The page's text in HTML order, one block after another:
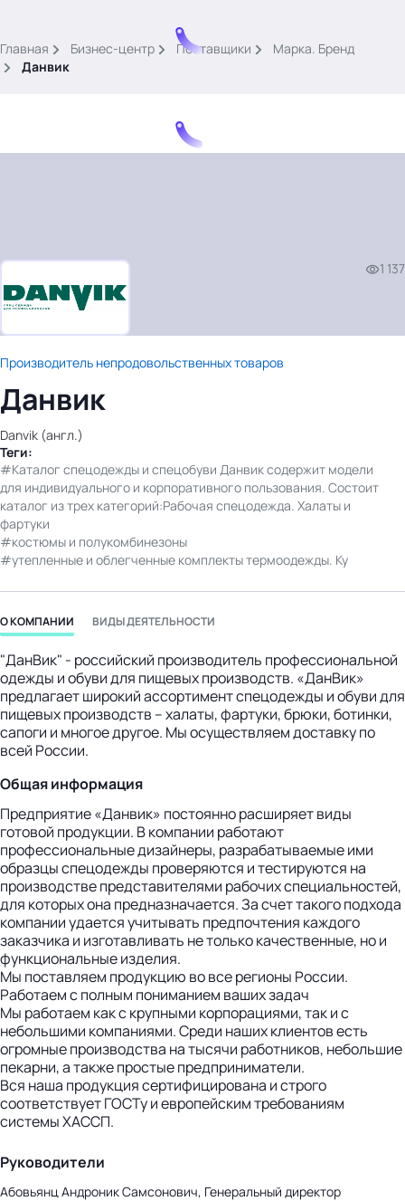
картина дня
темы
новости
материалы
события
Главная Бизнес-центр Поставщики
Марка. Бренд
Данвик
1 137
Производитель непродовольственных товаров
Данвик
Danvik (англ.)
Теги:
Каталог спецодежды и спецобуви Данвик содержит модели
для индивидуального и корпоративного пользования. Состоит
каталог из трех категорий:Рабочая спецодежда. Халаты и
фартуки
костюмы и полукомбинезоны
утепленные и облегченные комплекты термоодежды. Ку
О КОМПАНИИ ВИДЫ ДЕЯТЕЛЬНОСТИ
"ДанВик" - российский производитель профессиональной
одежды и обуви для пищевых производств. «ДанВик»
предлагает широкий ассортимент спецодежды и обуви для
пищевых производств – халаты, фартуки, брюки, ботинки,
сапоги и многое другое. Мы осуществляем доставку по
всей России.
Общая информация
Предприятие «Данвик» постоянно расширяет виды
готовой продукции. В компании работают
профессиональные дизайнеры, разрабатываемые ими
образцы спецодежды проверяются и тестируются на
производстве представителями рабочих специальностей,
для которых она предназначается. За счет такого подхода
компании удается учитывать предпочтения каждого
заказчика и изготавливать не только качественные, но и
функциональные изделия.
Мы поставляем продукцию во все регионы России.
Работаем с полным пониманием ваших задач
Мы работаем как с крупными корпорациями, так и с
небольшими компаниями. Среди наших клиентов есть
огромные производства на тысячи работников, небольшие
пекарни, а также простые предприниматели.
Вся наша продукция сертифицирована и строго
соответствует ГОСТу и европейским требованиям
системы ХАССП.
Руководители
Абовьянц Андроник Самсонович, Генеральный директор